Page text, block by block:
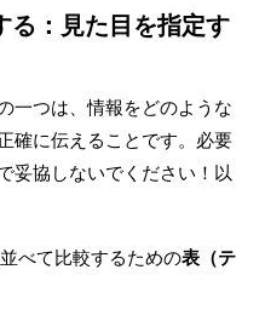
る：見た目を指定す
一つは、情報をどのような
確に伝えることです。必要
妥協しないでください！以
べて比較するための表（テ